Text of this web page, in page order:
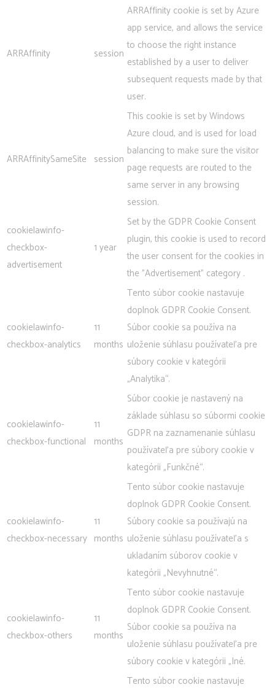
ARRAffinity session
ARRAffinity cookie is set by Azure
app service, and allows the service
to choose the right instance
established by a user to deliver
subsequent requests made by that
user.
ARRAffinitySameSite session
This cookie is set by Windows
Azure cloud, and is used for load
balancing to make sure the visitor
page requests are routed to the
same server in any browsing
session.
cookielawinfo-
checkbox-
advertisement
1 year
Set by the GDPR Cookie Consent
plugin, this cookie is used to record
the user consent for the cookies in
the "Advertisement" category .
cookielawinfo-
checkbox-analytics
11
months
Tento súbor cookie nastavuje
doplnok GDPR Cookie Consent.
Súbor cookie sa používa na
uloženie súhlasu používateľa pre
súbory cookie v kategórii
„Analytika“.
cookielawinfo-
checkbox-functional
11
months
Súbor cookie je nastavený na
základe súhlasu so súbormi cookie
GDPR na zaznamenanie súhlasu
používateľa pre súbory cookie v
kategórii „Funkčné“.
cookielawinfo-
checkbox-necessary
11
months
Tento súbor cookie nastavuje
doplnok GDPR Cookie Consent.
Súbory cookie sa používajú na
uloženie súhlasu používateľa s
ukladaním súborov cookie v
kategórii „Nevyhnutné“.
cookielawinfo-
checkbox-others
11
months
Tento súbor cookie nastavuje
doplnok GDPR Cookie Consent.
Súbor cookie sa používa na
uloženie súhlasu používateľa pre
súbory cookie v kategórii „Iné.
Tento súbor cookie nastavuje